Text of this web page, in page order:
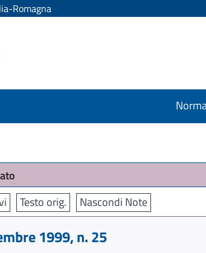
Romagna
Testo orig. Nascondi Note
1999, n. 25